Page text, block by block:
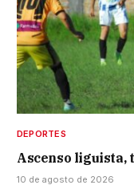
DEPORTES
Ascenso liguista,
10 de agosto de 2026